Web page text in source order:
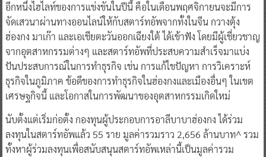
อีกหนึ่งไฮไลท์ของการแข่งขันในปีนี้ คือในเดือนพฤศจิกายนจะมีการ
จัดเสวนาผ่านทางออนไลน์ให้กับสตาร์ทอัพจากทั้งในจีน กวางตุ้ง
ฮ่องกง มาเก๊า และเอเชียตะวันออกเฉียงใต้ ได้เข้าฟัง โดยมีผู้เชี่ยวชาญ
จากอุตสาหกรรมต่างๆ และสตาร์ทอัพที่ประสบความสำเร็จมาแบ่ง
ปันประสบการณ์ในการทำธุรกิจ เช่น การแก้ไขปัญหา การวิเคราะห์
ธุรกิจในภูมิภาค ข้อดีของการทำธุรกิจในฮ่องกงและเมืองอื่นๆ ในเขต
เศรษฐกิจนี้ และโอกาสในการพัฒนาของอุตสาหกรรมเกิดใหม่
นับตั้งแต่เริ่มก่อตั้ง กองทุนผู้ประกอบการอาลีบาบาฮ่องกง ได้ร่วม
ลงทุนในสตาร์ทอัพแล้ว 55 ราย มูลค่ารวมราว 2,656 ล้านบาท^ รวม
ทั้งหาผู้ร่วมลงทุนเพื่อสนับสนุนสตาร์ทอัพเหล่านี้เป็นมูลค่ารวม